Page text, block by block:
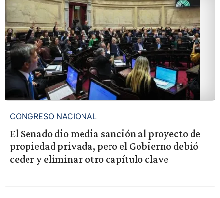
CONGRESO NACIONAL
El Senado dio media sanción al proyecto de
propiedad privada, pero el Gobierno debió
ceder y eliminar otro capítulo clave